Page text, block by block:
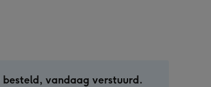
besteld, vandaag verstuurd.